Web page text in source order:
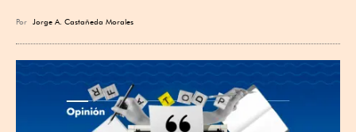
Por Jorge A. Castañeda Morales